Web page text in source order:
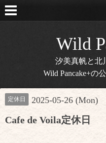
Wild
汐美真帆と北
Wild Pancake+の
定休日 2025-05-26 (Mon)
Cafe de Voila定休日